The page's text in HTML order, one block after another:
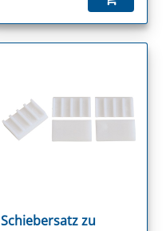
Schiebersatz zu